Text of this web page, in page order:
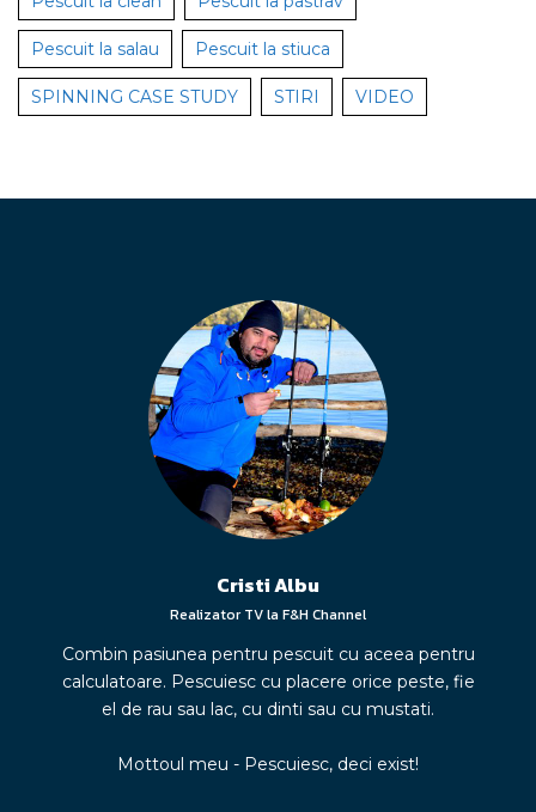
Pescuit la salau Pescuit la stiuca
SPINNING CASE STUDY STIRI VIDEO
Cristi Albu
Realizator TV la F&H Channel
Combin pasiunea pentru pescuit cu aceea pentru
calculatoare. Pescuiesc cu placere orice peste, fie
el de rau sau lac, cu dinti sau cu mustati.
Mottoul meu - Pescuiesc, deci exist!